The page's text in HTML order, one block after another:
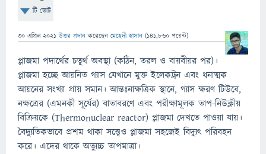
টি ভোট
30 এপ্রিল 2021 উত্তর প্রদান করেছেন মেহেদী হাসান (141,860 পয়েন্ট)
প্লাজমা পদার্থের চতুর্থ অবস্থা (কঠিন, তরল ও বায়বীয়র পর)।
প্লাজমা হচ্ছে আয়নিত গ্যাস যেখানে মুক্ত ইলেকট্রন এবং ধনাত্মক
আয়নের সংখ্যা প্রায় সমান। আন্তঃনাক্ষত্রিক স্থানে, গ্যাস ক্ষরণ টিউবে,
নক্ষত্রের (এমনকী সূর্যের) বাতাবরণে এবং পরীক্ষামূলক তাপ-নিউক্লীয়
বিক্রিয়কে (Thermonuclear reactor) প্লাজমা দেখতে পাওয়া যায়।
বৈদ্যুতিকভাবে প্রশম থাকা সত্ত্বেও প্লাজমা সহজেই বিদ্যুৎ পরিবহন
করে। এদের থাকে অত্যুচ্চ তাপমাত্রা।